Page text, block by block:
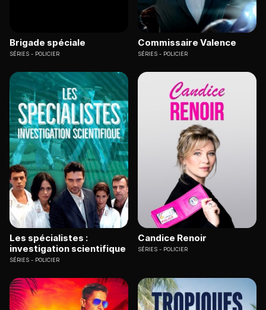
Brigade spéciale
SÉRIES POLICIER
Commissaire Valence
SÉRIES POLICIER
Les spécialistes :
investigation scientifique
SÉRIES POLICIER
Candice Renoir
SÉRIES POLICIER